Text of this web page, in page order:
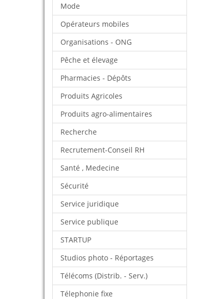
Mode
Opérateurs mobiles
Organisations - ONG
Pêche et élevage
Pharmacies - Dépôts
Produits Agricoles
Produits agro-alimentaires
Recherche
Recrutement-Conseil RH
Santé , Medecine
Sécurité
Service juridique
Service publique
STARTUP
Studios photo - Réportages
Télécoms (Distrib. - Serv.)
Télephonie fixe